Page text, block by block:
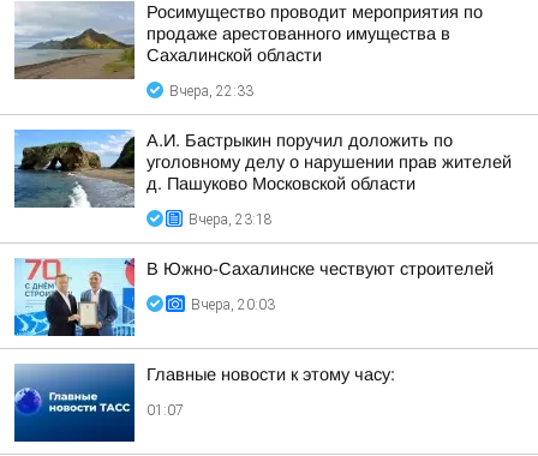
Росимущество проводит мероприятия по
продаже арестованного имущества в
Сахалинской области
Вчера, 22:33
А.И. Бастрыкин поручил доложить по
уголовному делу о нарушении прав жителей
д. Пашуково Московской области
Вчера, 23:18
В Южно-Сахалинске чествуют строителей
Вчера, 20:03
Главные новости к этому часу:
01:07